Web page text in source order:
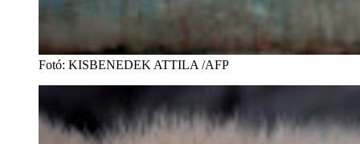
Fotó: KISBENEDEK ATTILA /AFP